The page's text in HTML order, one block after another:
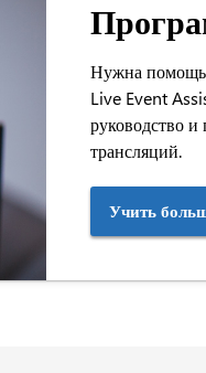
Нужна помощь
Live Event
руководство
трансляций.
Учить